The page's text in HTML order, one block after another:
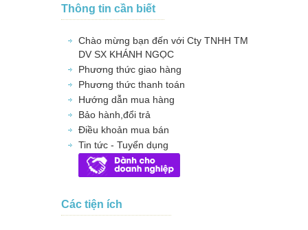
Thông tin cần biết
Chào mừng bạn đến với Cty TNHH TM
DV SX KHÁNH NGỌC
Phương thức giao hàng
Phương thức thanh toán
Hướng dẫn mua hàng
Bảo hành,đổi trả
Điều khoản mua bán
Tin tức - Tuyển dụng
Các tiện ích